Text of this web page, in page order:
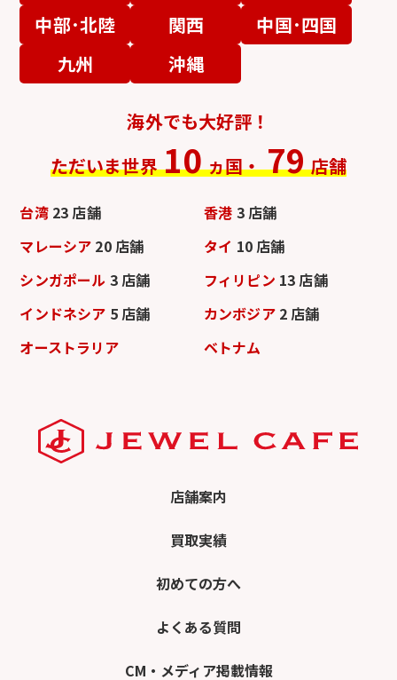
中部･北陸
関西
中国･四国
九州
沖縄
海外でも大好評！
ただいま世界 10 ヵ国・ 79 店舗
台湾 23 店舗 香港 3 店舗
マレーシア 20 店舗 タイ 10 店舗
シンガポール 3 店舗 フィリピン 13 店舗
インドネシア 5 店舗 カンボジア 2 店舗
オーストラリア
ベトナム
店舗案内
買取実績
初めての方へ
よくある質問
CM・メディア掲載情報